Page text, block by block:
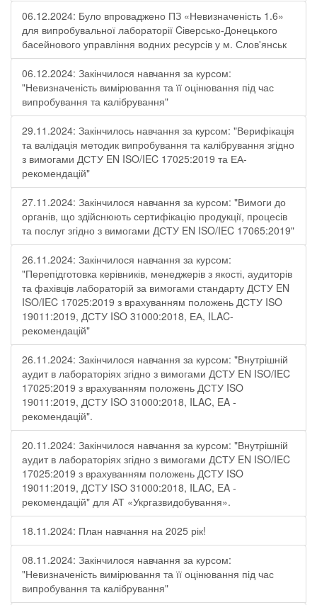
06.12.2024: Було впроваджено ПЗ «Невизначеність 1.6»
для випробувальної лабораторії Cіверсько-Донецького
басейнового управління водних ресурсів у м. Слов'янськ
06.12.2024: Закінчилося навчання за курсом:
"Невизначеність вимірювання та її оцінювання під час
випробування та калібрування"
29.11.2024: Закінчилось навчання за курсом: "Верифікація
та валідація методик випробування та калібрування згідно
з вимогами ДСТУ EN ISO/IEC 17025:2019 та ЕА-
рекомендацій"
27.11.2024: Закінчилося навчання за курсом: "Вимоги до
органів, що здійснюють сертифікацію продукції, процесів
та послуг згідно з вимогами ДСТУ EN ISO/IEC 17065:2019"
26.11.2024: Закінчилося навчання за курсом:
"Перепідготовка керівників, менеджерів з якості, аудиторів
та фахівців лабораторій за вимогами стандарту ДСТУ EN
ISO/IEC 17025:2019 з врахуванням положень ДСТУ ISO
19011:2019, ДСТУ ISO 31000:2018, ЕА, ILAC-
рекомендацій"
26.11.2024: Закінчилося навчання за курсом: "Внутрішній
аудит в лабораторіях згідно з вимогами ДСТУ EN ISO/IEC
17025:2019 з врахуванням положень ДСТУ ISO
19011:2019, ДСТУ ISO 31000:2018, ILAC, EA -
рекомендацій".
20.11.2024: Закінчилося навчання за курсом: "Внутрішній
аудит в лабораторіях згідно з вимогами ДСТУ EN ISO/IEC
17025:2019 з врахуванням положень ДСТУ ISO
19011:2019, ДСТУ ISO 31000:2018, ILAC, EA -
рекомендацій" для АТ «Укргазвидобування».
18.11.2024: План навчання на 2025 рік!
08.11.2024: Закінчилося навчання за курсом:
"Невизначеність вимірювання та її оцінювання під час
випробування та калібрування"